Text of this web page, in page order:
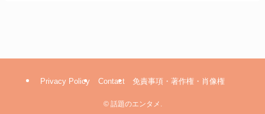
Privacy Policy Contact 免責事項・著作権・肖像権
©話題のエンタメ.